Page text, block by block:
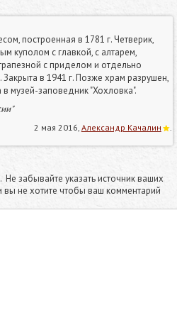
построенная в 1781 г. Четверик,
куполом с главкой, с алтарем,
с приделом и отдельно
в 1941 г. Позже храм разрушен,
музей-заповедник "Хохловка".
2 мая 2016, Александр Качалин
забывайте указать источник ваших
вы не хотите чтобы ваш комментарий